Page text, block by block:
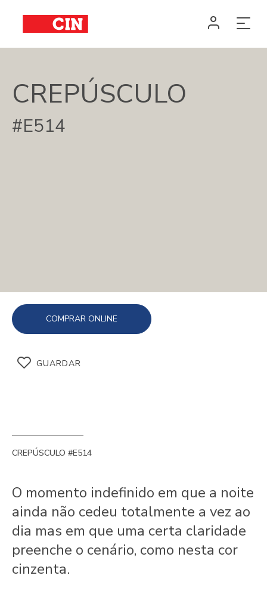
CREPÚSCULO
#E514
COMPRAR ONLINE
GUARDAR
CREPÚSCULO #E514
O momento indefinido em que a noite
ainda não cedeu totalmente a vez ao
dia mas em que uma certa claridade
preenche o cenário, como nesta cor
cinzenta.